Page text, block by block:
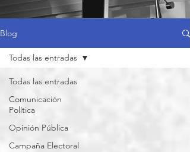
Blog
Todas las entradas
Comunicación
Política
Opinión Pública
Campaña Electoral
Todas las entradas